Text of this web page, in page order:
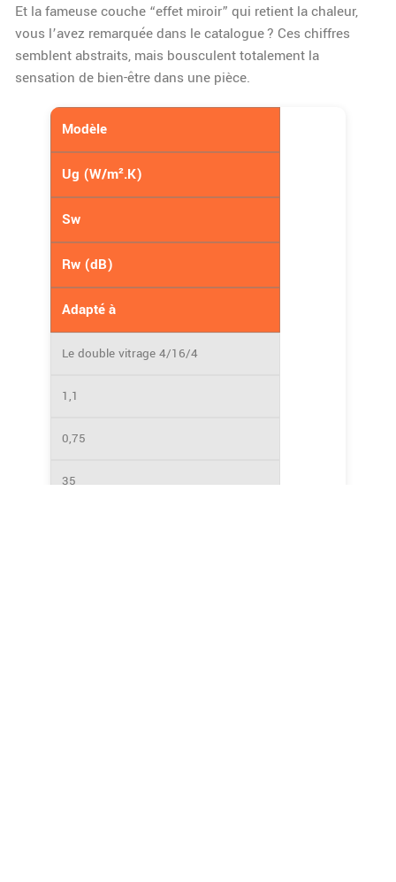
Et la fameuse couche “effet miroir” qui retient la chaleur,
vous l’avez remarquée dans le catalogue ? Ces chiffres
semblent abstraits, mais bousculent totalement la
sensation de bien-être dans une pièce.
Modèle
Ug (W/m².K)
Sw
Rw (dB)
Adapté à
Le double vitrage 4/16/4
1,1
0,75
35